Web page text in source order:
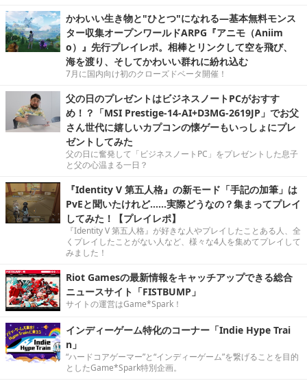
かわいい生き物と"ひとつ"になれる―基本無料モンス
ター収集オープンワールドARPG『アニモ（Aniim
o）』先行プレイレポ。相棒とリンクして空を飛び、
海を渡り、そしてかわいい群れに紛れ込む
7月に国内向け初のクローズドベータ開催！
父の日のプレゼントはビジネスノートPCがおすす
め！？「MSI Prestige-14-AI+D3MG-2619JP」でお父
さん世代に嬉しいカプコンの懐ゲーもいっしょにプレ
ゼントしてみた
父の日に奮発して「ビジネスノートPC」をプレゼントした息子
と父の心温まる一日？
『Identity V 第五人格』の新モード「手記の加筆」は
PvEと聞いたけれど……実際どうなの？集まってプレイ
してみた！【プレイレポ】
『Identity V 第五人格』が好きな人やプレイしたことある人、全
くプレイしたことがない人など、様々な4人を集めてプレイして
みました！
Riot Gamesの最新情報をキャッチアップできる総合
ニュースサイト「FISTBUMP」
サイトの運営はGame*Spark！
インディーゲーム特化のコーナー「Indie Hype Trai
n」
“ハードコアゲーマー”と“インディーゲーム”を繋げることを目的
としたGame*Spark特別企画。